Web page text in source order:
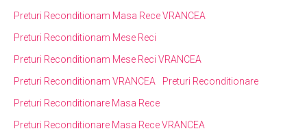
Preturi Reconditionam Masa Rece VRANCEA
Preturi Reconditionam Mese Reci
Preturi Reconditionam Mese Reci VRANCEA
Preturi Reconditionam VRANCEA
Preturi Reconditionare
Preturi Reconditionare Masa Rece
Preturi Reconditionare Masa Rece VRANCEA